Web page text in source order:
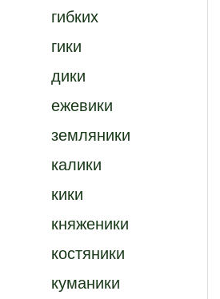
гибких
гики
дики
ежевики
земляники
калики
кики
княженики
костяники
куманики